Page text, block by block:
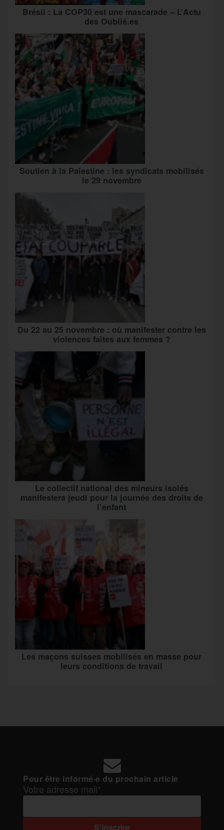
Brésil : La COP30 est une mascarade – L’Actu
des Oublié.es
Soutien à la Palestine : les syndicats mobilisés
le 29 novembre
Du 22 au 25 novembre : où manifester contre les
violences faites aux femmes ?
Le collectif national des mineurs isolés
manifestera jeudi pour la journée des droits de
l’enfant
Les maçons suisses mobilisés en masse pour
leurs conditions de travail
Pour être informé·e du prochain article
Votre adresse mail*